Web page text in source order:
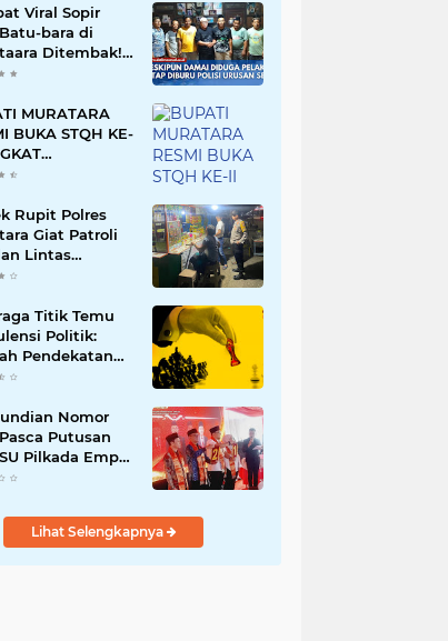
Viral Sopir
bara di
Ditembak!
Dikabarkan
MURATARA
BUKA STQH KE-
Rupit Polres
Giat Patroli
Lintas
Titik Temu
Politik:
Pendekatan
Tuan Rumah
Nomor
Putusan
Pilkada Empat
Lihat Selengkapnya